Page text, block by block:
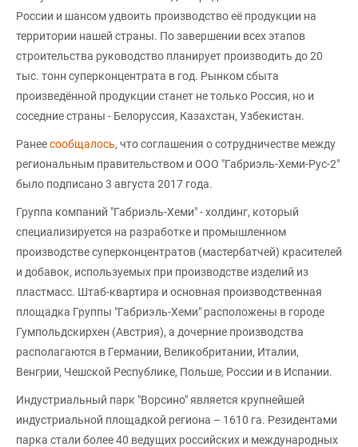
России и шансом удвоить производство её продукции на
территории нашей страны. По завершении всех этапов
строительства руководство планирует производить до 20
тыс. тонн суперконцентрата в год. Рынком сбыта
произведённой продукции станет не только Россия, но и
соседние страны - Белоруссия, Казахстан, Узбекистан.
Ранеесообщалось, что соглашения о сотрудничестве между
региональным правительством и ООО "Габриэль-Хеми-Рус-2"
было подписано 3 августа 2017 года.
Группа компаний "Габриэль-Хеми" - холдинг, который
специализируется на разработке и промышленном
производстве суперконцентратов (мастербатчей) красителей
и добавок, используемых при производстве изделий из
пластмасс. Штаб-квартира и основная производственная
площадка Группы "Габриэль-Хеми" расположены в городе
Гумпольдскирхен (Австрия), а дочерние производства
располагаются в Германии, Великобритании, Италии,
Венгрии, Чешской Республике, Польше, России и в Испании.
Индустриальный парк "Ворсино" является крупнейшей
индустриальной площадкой региона – 1610 га. Резидентами
парка стали более 40 ведущих российских и международных